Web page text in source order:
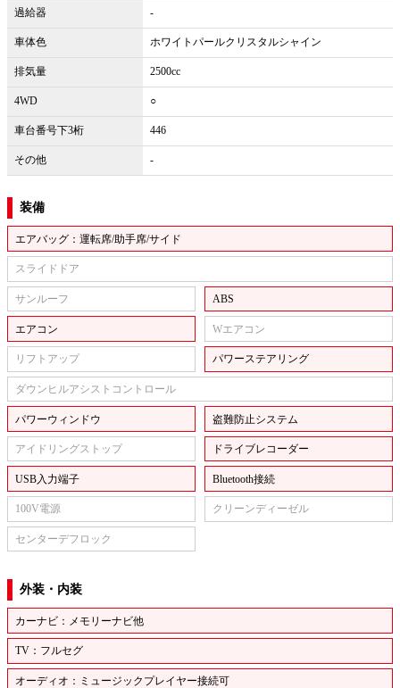
過給器 -
車体色 ホワイトパールクリスタルシャイン
排気量 2500cc
4WD ○
車台番号下3桁 446
その他 -
装備
エアバッグ：運転席/助手席/サイド
スライドドア
サンルーフ ABS
エアコン Wエアコン
リフトアップ パワーステアリング
ダウンヒルアシストコントロール
パワーウィンドウ 盗難防止システム
アイドリングストップ ドライブレコーダー
USB入力端子 Bluetooth接続
100V電源 クリーンディーゼル
センターデフロック
外装・内装
カーナビ：メモリーナビ他
TV：フルセグ
オーディオ：ミュージックプレイヤー接続可